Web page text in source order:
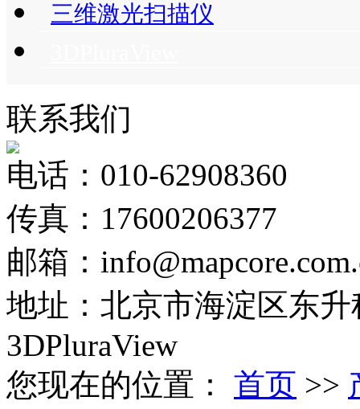
三维激光扫描仪
联系我们
电话：010-62908360
传真：17600206377
邮箱：
地址：北京市海淀区东
3DPluraView
您现在的位置： 首页 >>